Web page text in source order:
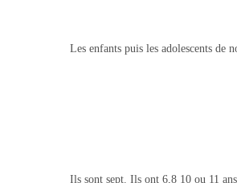
Les enfants puis les adolescents de
Ils sont sept. Ils ont 6,8 10 ou 11